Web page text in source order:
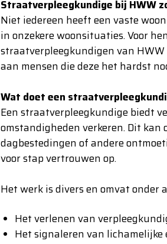
Straatverpleegkundige bij HWW
Niet iedereen heeft een vaste
in onzekere woonsituaties. Voor
straatverpleegkundigen van
aan mensen die deze het hardst
Wat doet een
Een straatverpleegkundige biedt
omstandigheden verkeren. Dit kan
dagbestedingen of andere
voor stap vertrouwen op.
Het werk is divers en omvat onder
Het verlenen van
Het signaleren van lichamelijke